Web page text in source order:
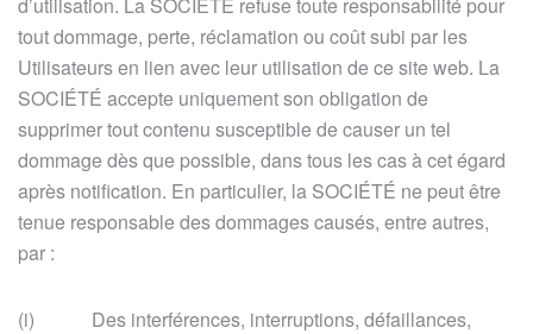
tout dommage, perte, réclamation ou coût subi par les
Utilisateurs en lien avec leur utilisation de ce site web. La
SOCIÉTÉ accepte uniquement son obligation de
supprimer tout contenu susceptible de causer un tel
dommage dès que possible, dans tous les cas à cet égard
après notification. En particulier, la SOCIÉTÉ ne peut être
tenue responsable des dommages causés, entre autres,
par :
(i) Des interférences, interruptions, défaillances,